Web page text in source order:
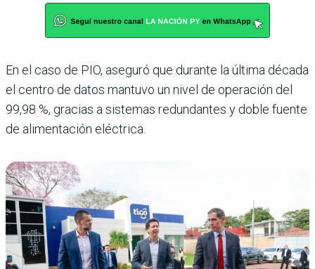
En el caso de PIO, aseguró que durante la última década
el centro de datos mantuvo un nivel de operación del
99,98 %, gracias a sistemas redundantes y doble fuente
de alimentación eléctrica.